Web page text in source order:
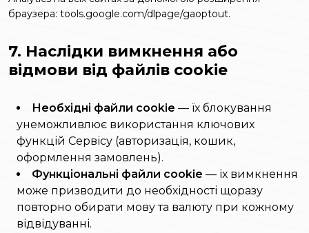
браузера: tools.google.com/dlpage/gaoptout.
7. Наслідки вимкнення або
відмови від файлів cookie
Необхідні файли cookie — їх блокування
унеможливлює використання ключових
функцій Сервісу (авторизація, кошик,
оформлення замовлень).
Функціональні файли cookie — їх вимкнення
може призводити до необхідності щоразу
повторно обирати мову та валюту при кожному
відвідуванні.